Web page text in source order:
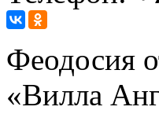
Феодосия
«Вилла